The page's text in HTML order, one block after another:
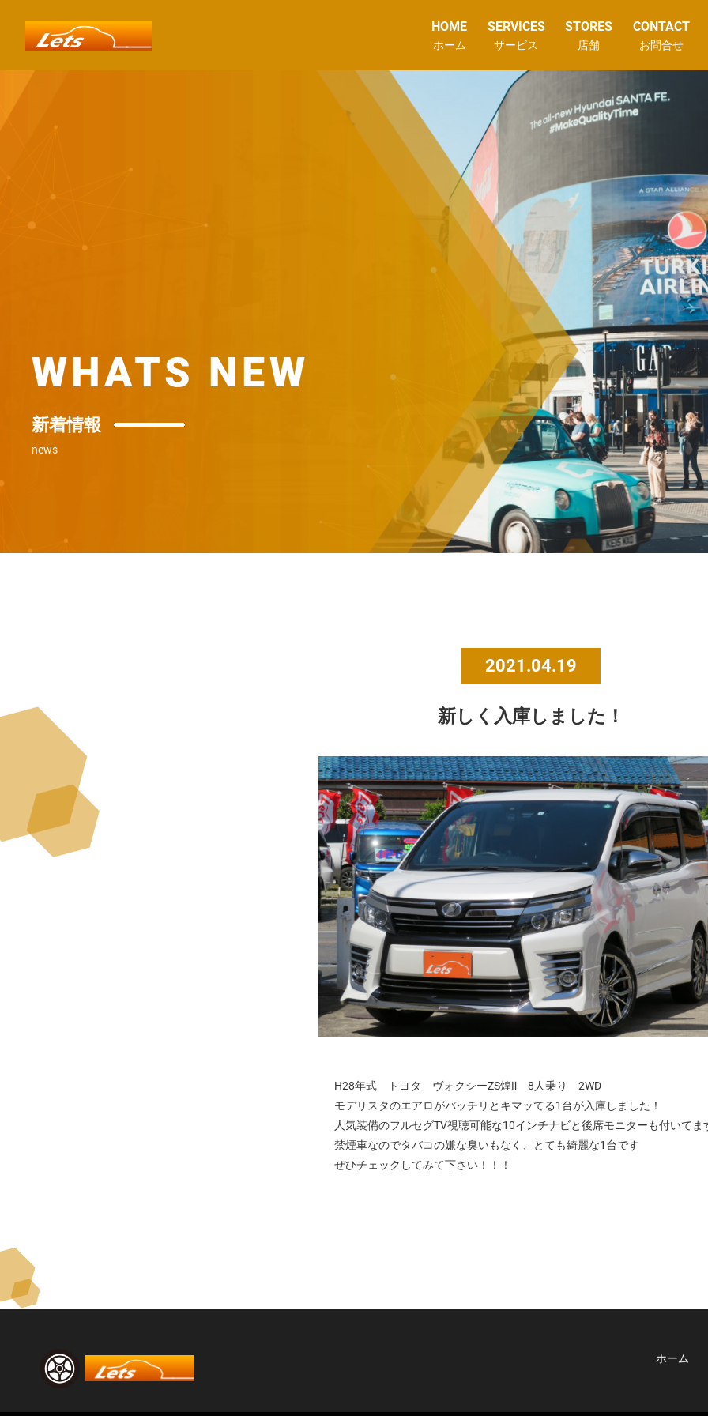
HOME
ホーム
SERVICES
サービス
STORES
店舗
CONTACT
お問合せ
WHATS NEW
新着情報
news
2021.04.19
新しく入庫しました！
H28年式 トヨタ ヴォクシーZS煌Ⅱ 8人乗り 2WD
モデリスタのエアロがバッチリとキマッてる1台が入庫しました！
人気装備のフルセグTV視聴可能な10インチナビと後席モニターも付いてま
禁煙車なのでタバコの嫌な臭いもなく、とても綺麗な1台です
ぜひチェックしてみて下さい！！！
ホーム
STOCK
インスタグラム